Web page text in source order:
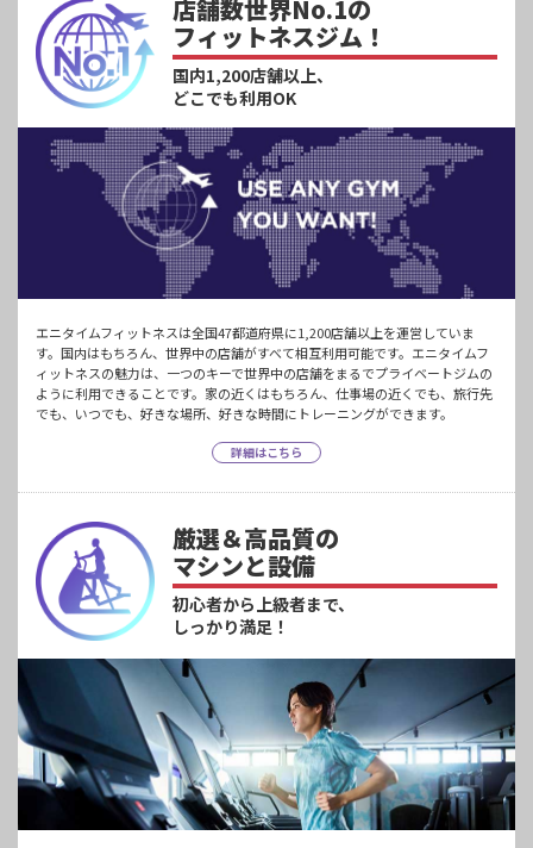
店舗数世界No.1の
フィットネスジム！
国内1,200店舗以上、
どこでも利用OK
エニタイムフィットネスは全国47都道府県に1,200店舗以上を運営していま
す。国内はもちろん、世界中の店舗がすべて相互利用可能です。エニタイムフ
ィットネスの魅力は、一つのキーで世界中の店舗をまるでプライベートジムの
ように利用できることです。家の近くはもちろん、仕事場の近くでも、旅行先
でも、いつでも、好きな場所、好きな時間にトレーニングができます。
詳細はこちら
厳選＆高品質の
マシンと設備
初心者から上級者まで、
しっかり満足！